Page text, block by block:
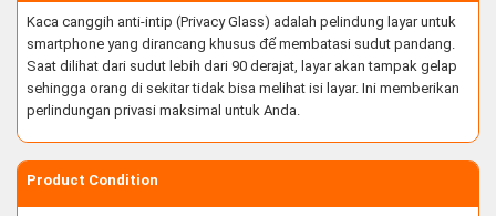
Kaca canggih anti-intip (Privacy Glass) adalah pelindung layar untuk
smartphone yang dirancang khusus để membatasi sudut pandang.
Saat dilihat dari sudut lebih dari 90 derajat, layar akan tampak gelap
sehingga orang di sekitar tidak bisa melihat isi layar. Ini memberikan
perlindungan privasi maksimal untuk Anda.
Product Condition